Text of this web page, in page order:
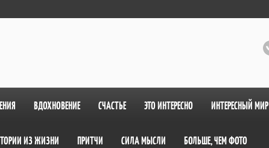
ВДОХНОВЕНИЕ СЧАСТЬЕ ЭТО ИНТЕРЕСНО ИНТЕРЕСНЫЙ МИР
ИЗ ЖИЗНИ ПРИТЧИ СИЛА МЫСЛИ БОЛЬШЕ, ЧЕМ ФОТО